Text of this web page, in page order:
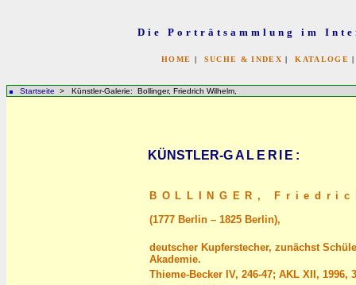
Die Porträtsammlung im
HOME | SUCHE & INDEX |KATALOGE
Startseite > Künstler-Galerie: Bollinger, Friedrich Wilhelm,
KÜNSTLER-GALERIE :
BOLLINGER,
(1777 Berlin – 1825 Berlin),
deutscher Kupferstecher, zunächst
Akademie.
Thieme-Becker IV, 246-47; AKL XII, 1996,